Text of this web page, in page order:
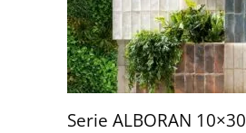
Serie ALBORAN 10×30